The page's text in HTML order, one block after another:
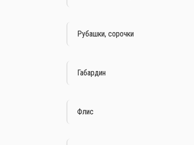
Рубашки, сорочки
Габардин
Флис